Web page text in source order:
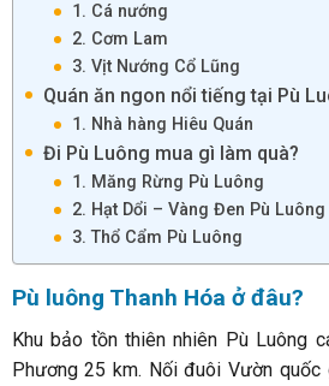
1. Cá nướng
2. Cơm Lam
3. Vịt Nướng Cổ Lũng
Quán ăn ngon nổi tiếng tại Pù
1. Nhà hàng Hiêu Quán
Đi Pù Luông mua gì làm quà?
1. Măng Rừng Pù Luông
2. Hạt Dổi – Vàng Đen Pù Luông
3. Thổ Cẩm Pù Luông
Pù luông Thanh Hóa ở đâu?
Khu bảo tồn thiên nhiên Pù Luông
Phương 25 km. Nối đuôi Vườn quốc